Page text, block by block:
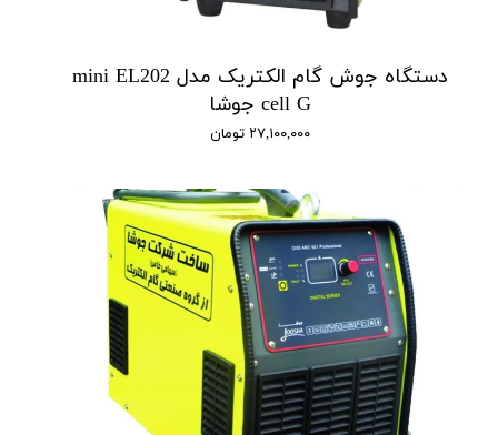
دستگاه جوش گام الکتریک مدل mini EL202
cell G جوشا
۲۷,۱۰۰,۰۰۰ تومان